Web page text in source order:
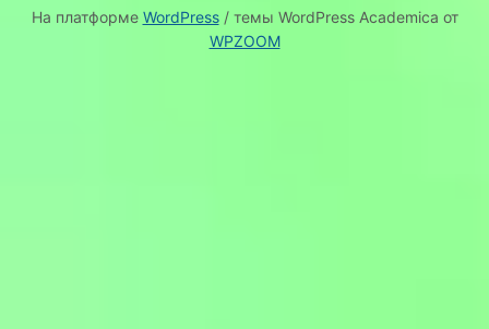
На платформе WordPress/ темы WordPress Academica от
WPZOOM